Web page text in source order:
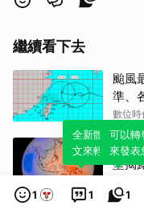
繼續看下去
颱風
準、
數位時
打破
型揭
1 1
全新體驗！一
文來輕鬆表達
1
可以轉
來發表